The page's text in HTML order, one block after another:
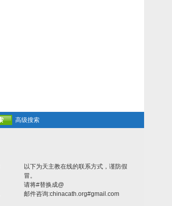
高级搜索
以下为天主教在线的联系方式，谨防假
冒。
请将#替换成@
邮件咨询:chinacath.org#gmail.com